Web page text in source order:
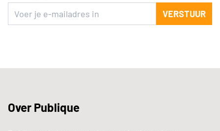
VERSTUUR
Over Publique